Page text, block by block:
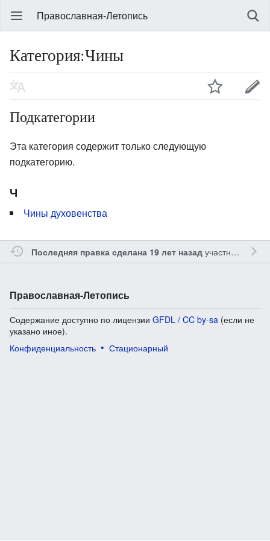
Православная-Летопись
Категория:Чины
Подкатегории
Эта категория содержит только следующую
подкатегорию.
Ч
Чины духовенства
Последняя правка сделана 19 лет назадучастником Gleb
Православная-Летопись
Содержание доступно по лицензии GFDL / CC by-sa (если не
указано иное).
Конфиденциальность
Стационарный